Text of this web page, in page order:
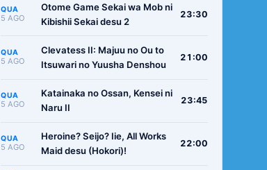
QUA
5 AGO
Otome Game Sekai wa Mob ni
Kibishii Sekai desu 2
23:30
QUA
5 AGO
Clevatess II: Majuu no Ou to
Itsuwari no Yuusha Denshou
21:00
QUA
5 AGO
Katainaka no Ossan, Kensei ni
Naru II
23:45
QUA
5 AGO
Heroine? Seijo? Iie, All Works
Maid desu (Hokori)!
22:00